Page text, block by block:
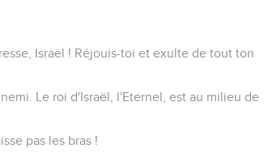
Israël ! Réjouis-toi et exulte de tout ton
Le roi d'Israël, l'Eternel, est au milieu de
pas les bras !